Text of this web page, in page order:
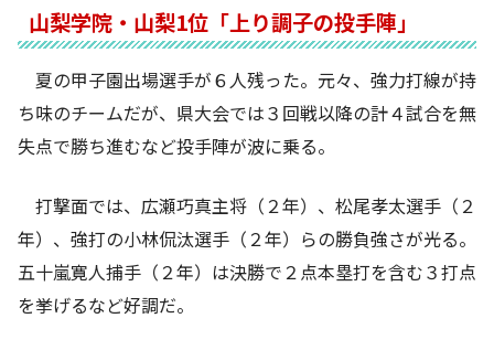
山梨学院・山梨1位「上り調子の投手陣」
夏の甲子園出場選手が６人残った。元々、強力打線が持
ち味のチームだが、県大会では３回戦以降の計４試合を無
失点で勝ち進むなど投手陣が波に乗る。
打撃面では、広瀬巧真主将（２年）、松尾孝太選手（２
年）、強打の小林侃汰選手（２年）らの勝負強さが光る。
五十嵐寛人捕手（２年）は決勝で２点本塁打を含む３打点
を挙げるなど好調だ。